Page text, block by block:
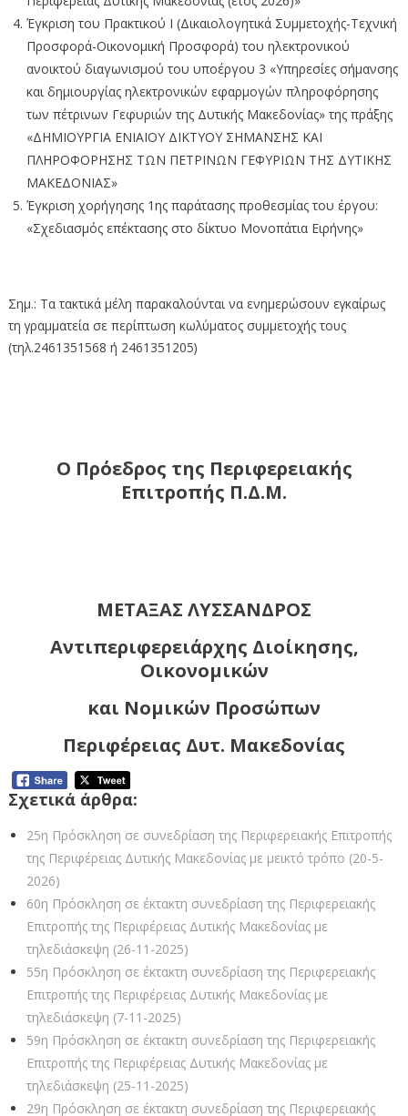
Έγκριση του Πρακτικού Ι (Δικαιολογητικά Συμμετοχής-Τεχνική
Προσφορά-Οικονομική Προσφορά) του ηλεκτρονικού
ανοικτού διαγωνισμού του υποέργου 3 «Υπηρεσίες σήμανσης
και δημιουργίας ηλεκτρονικών εφαρμογών πληροφόρησης
των πέτρινων Γεφυριών της Δυτικής Μακεδονίας» της πράξης
«ΔΗΜΙΟΥΡΓΙΑ ΕΝΙΑΙΟΥ ΔΙΚΤΥΟΥ ΣΗΜΑΝΣΗΣ ΚΑΙ
ΠΛΗΡΟΦΟΡΗΣΗΣ ΤΩΝ ΠΕΤΡΙΝΩΝ ΓΕΦΥΡΙΩΝ ΤΗΣ ΔΥΤΙΚΗΣ
ΜΑΚΕΔΟΝΙΑΣ»
Έγκριση χορήγησης 1ης παράτασης προθεσμίας του έργου:
«Σχεδιασμός επέκτασης στο δίκτυο Μονοπάτια Ειρήνης»
Σημ.: Τα τακτικά μέλη παρακαλούνται να ενημερώσουν εγκαίρως
τη γραμματεία σε περίπτωση κωλύματος συμμετοχής τους
(τηλ.2461351568 ή 2461351205)
Ο Πρόεδρος της Περιφερειακής
Επιτροπής Π.Δ.Μ.
ΜΕΤΑΞΑΣ ΛΥΣΣΑΝΔΡΟΣ
Αντιπεριφερειάρχης Διοίκησης,
Οικονομικών
και Νομικών Προσώπων
Περιφέρειας Δυτ. Μακεδονίας
Σχετικά άρθρα:
25η Πρόσκληση σε συνεδρίαση της Περιφερειακής Επιτροπής
της Περιφέρειας Δυτικής Μακεδονίας με μεικτό τρόπο (20-5-
2026)
60η Πρόσκληση σε έκτακτη συνεδρίαση της Περιφερειακής
Επιτροπής της Περιφέρειας Δυτικής Μακεδονίας με
τηλεδιάσκεψη (26-11-2025)
55η Πρόσκληση σε έκτακτη συνεδρίαση της Περιφερειακής
Επιτροπής της Περιφέρειας Δυτικής Μακεδονίας με
τηλεδιάσκεψη (7-11-2025)
59η Πρόσκληση σε έκτακτη συνεδρίαση της Περιφερειακής
Επιτροπής της Περιφέρειας Δυτικής Μακεδονίας με
τηλεδιάσκεψη (25-11-2025)
29η Πρόσκληση σε έκτακτη συνεδρίαση της Περιφερειακής